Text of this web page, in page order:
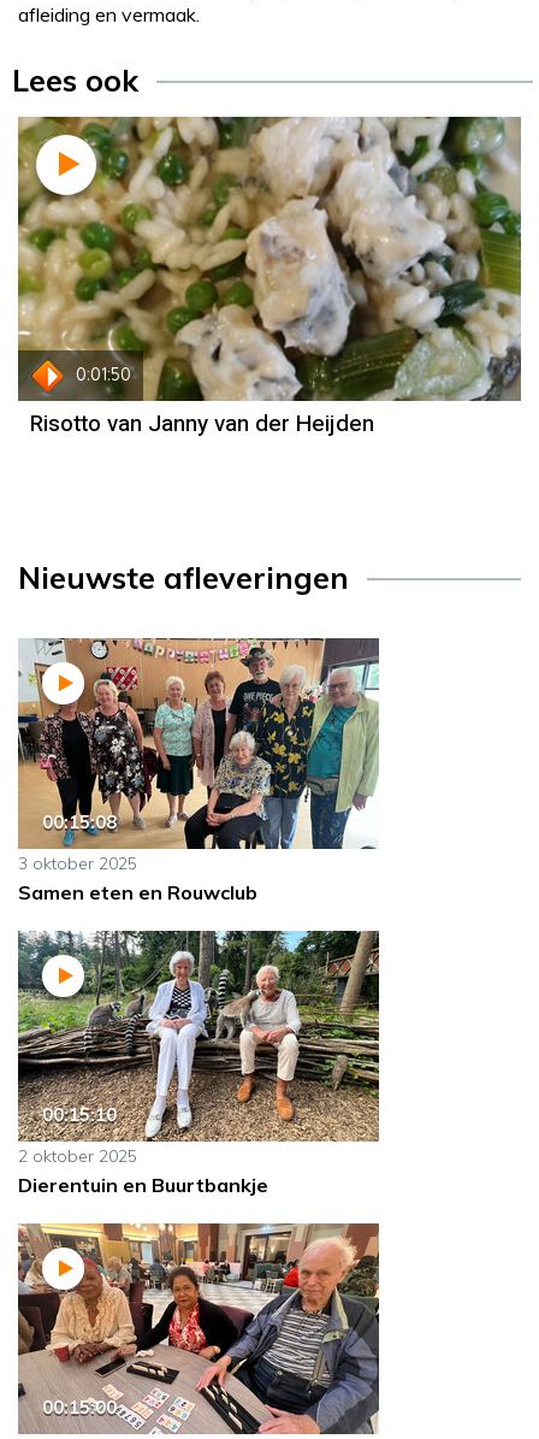
afleiding en vermaak.
Lees ook
0:01:50
Recept
Janny van der Heijden
Risotto van Janny van der Heijden
Nieuwste afleveringen
00:15:08
3 oktober 2025
Samen eten en Rouwclub
00:15:10
2 oktober 2025
Dierentuin en Buurtbankje
00:15:00